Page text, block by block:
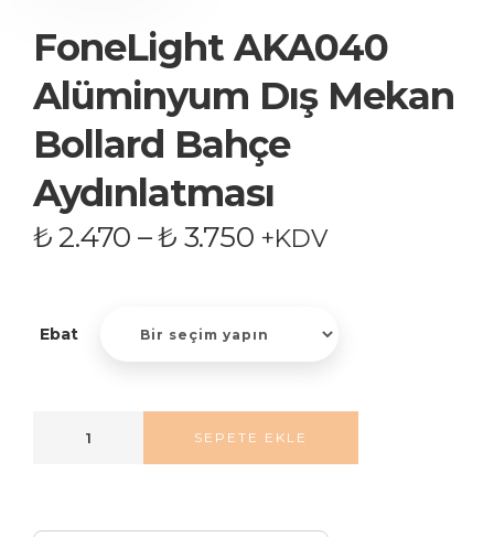
FoneLight AKA040
Alüminyum Dış Mekan
Bollard Bahçe
Aydınlatması
₺2.470 –₺ 3.750 +KDV
Ebat
SEPETE EKLE